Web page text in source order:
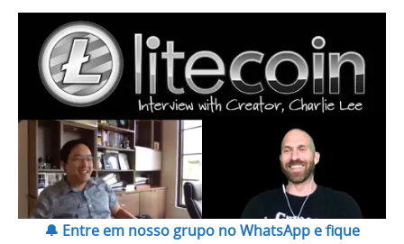
🔔 Entre em nosso grupo no WhatsApp e fique